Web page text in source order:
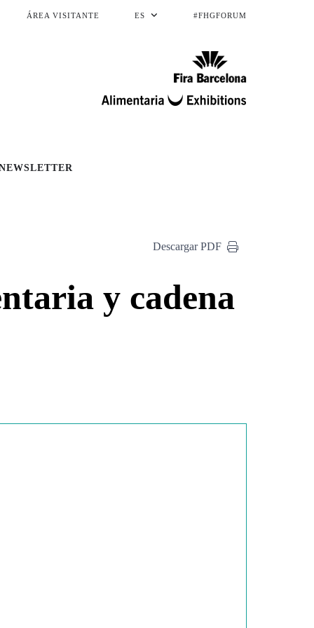
ÁREA VISITANTE ES #FHGFORUM
Descargar PDF
y cadena